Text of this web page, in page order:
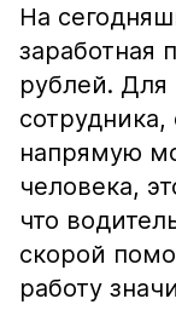
На
заработная
рублей. Для
сотрудника,
напрямую
человека,
что
скорой
работу